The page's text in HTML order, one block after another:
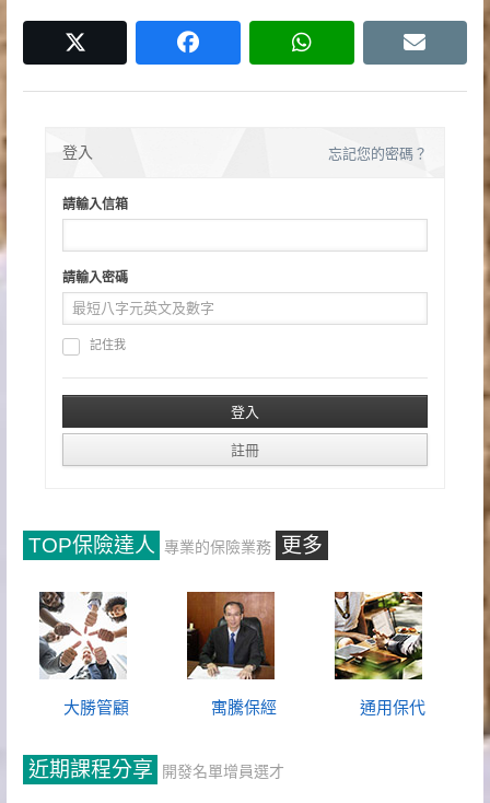
覽
facebook whatsapp email
登入 忘記您的密碼？
請輸入信箱
請輸入密碼
記住我
TOP保險達人 專業的保險業務 更多
大勝管顧 寓騰保經 通用保代
近期課程分享 開發名單增員選才